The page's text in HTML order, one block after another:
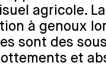
agricole.
à genoux
sont des
et